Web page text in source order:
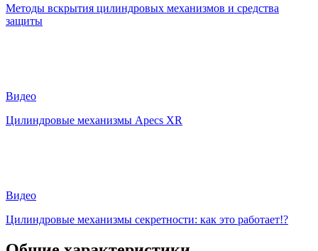
Методы вскрытия цилиндровых механизмов и средства
защиты
Видео
Цилиндровые механизмы Apecs XR
Видео
Цилиндровые механизмы секретности: как это работает!?